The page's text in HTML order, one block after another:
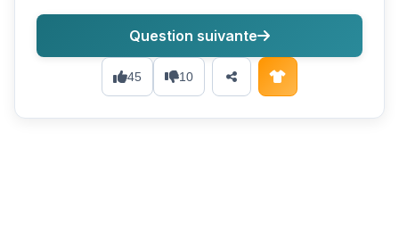
45 10
Question suivante